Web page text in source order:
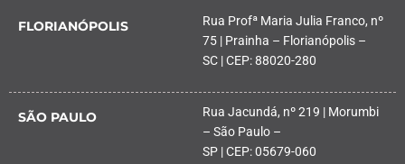
FLORIANÓPOLIS
Rua Profª Maria Julia Franco, nº
75 | Prainha – Florianópolis –
SC | CEP: 88020-280
SÃO PAULO
Rua Jacundá, nº 219 | Morumbi
– São Paulo –
SP | CEP: 05679-060